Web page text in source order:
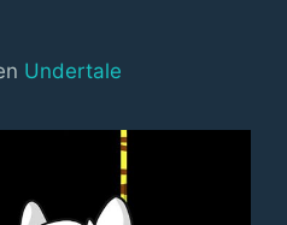
Categorías
Undertale